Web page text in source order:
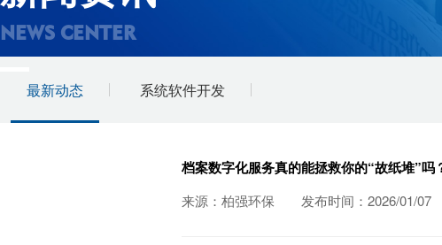
NEWS CENTER
最新动态 系统软件开发
档案数字化服务真的能拯救你的“故纸堆”吗
来源：柏强环保 发布时间：2026/01/07